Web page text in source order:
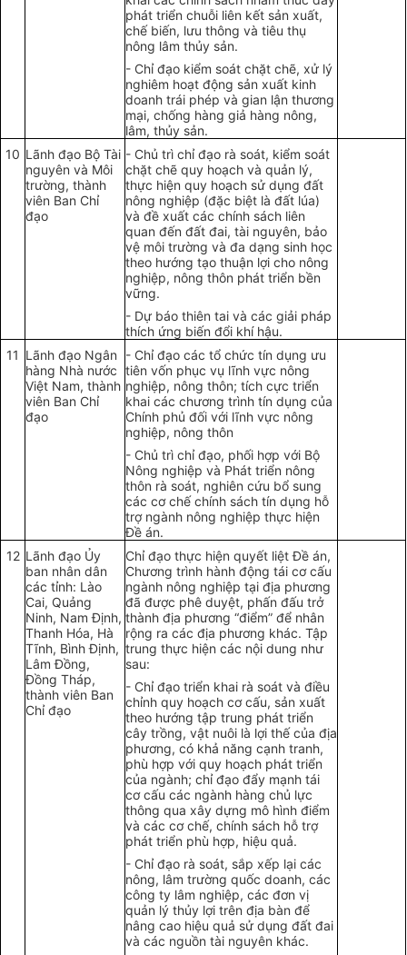
phát triển chuỗi liên kết sản xuất,
chế biến, lưu thông và tiêu thụ
nông lâm thủy sản.
- Chỉ đạo kiểm soát chặt chẽ, xử lý
nghiêm hoạt động sản xuất kinh
doanh trái phép và gian lận thương
mại, chống hàng giả hàng nông,
lâm, thủy sản.
10 Lãnh đạo Bộ Tài
nguyên và Môi
trường, thành
viên Ban Chỉ
đạo
- Chủ trì chỉ đạo rà soát, kiểm soát
chặt chẽ quy hoạch và quản lý,
thực hiện quy hoạch sử dụng đất
nông nghiệp (đặc biệt là đất lúa)
và đề xuất các chính sách liên
quan đến đất đai, tài nguyên, bảo
vệ môi trường và đa dạng sinh học
theo hướng tạo thuận lợi cho nông
nghiệp, nông thôn phát triển bền
vững.
- Dự báo thiên tai và các giải pháp
thích ứng biến đổi khí hậu.
11 Lãnh đạo Ngân
hàng Nhà nước
Việt Nam, thành
viên Ban Chỉ
đạo
- Chỉ đạo các tổ chức tín dụng ưu
tiên vốn phục vụ lĩnh vực nông
nghiệp, nông thôn; tích cực triển
khai các chương trình tín dụng của
Chính phủ đối với lĩnh vực nông
nghiệp, nông thôn
- Chủ trì chỉ đạo, phối hợp với Bộ
Nông nghiệp và Phát triển nông
thôn rà soát, nghiên cứu bổ sung
các cơ chế chính sách tín dụng hỗ
trợ ngành nông nghiệp thực hiện
Đề án.
12 Lãnh đạo Ủy
ban nhân dân
các tỉnh: Lào
Cai, Quảng
Ninh, Nam Định,
Thanh Hóa, Hà
Tĩnh, Bình Định,
Lâm Đồng,
Đồng Tháp,
thành viên Ban
Chỉ đạo
Chỉ đạo thực hiện quyết liệt Đề án,
Chương trình hành động tái cơ cấu
ngành nông nghiệp tại địa phương
đã được phê duyệt, phấn đấu trở
thành địa phương “điểm” để nhân
rộng ra các địa phương khác. Tập
trung thực hiện các nội dung như
sau:
- Chỉ đạo triển khai rà soát và điều
chỉnh quy hoạch cơ cấu, sản xuất
theo hướng tập trung phát triển
cây trồng, vật nuôi là lợi thế của địa
phương, có khả năng cạnh tranh,
phù hợp với quy hoạch phát triển
của ngành; chỉ đạo đẩy mạnh tái
cơ cấu các ngành hàng chủ lực
thông qua xây dựng mô hình điểm
và các cơ chế, chính sách hỗ trợ
phát triển phù hợp, hiệu quả.
- Chỉ đạo rà soát, sắp xếp lại các
nông, lâm trường quốc doanh, các
công ty lâm nghiệp, các đơn vị
quản lý thủy lợi trên địa bàn để
nâng cao hiệu quả sử dụng đất đai
và các nguồn tài nguyên khác.